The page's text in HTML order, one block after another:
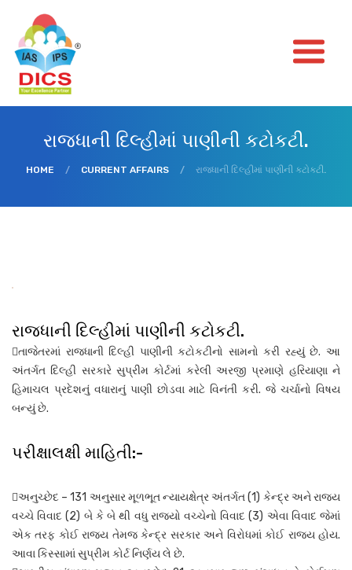
રાજધાની દિલ્હીમાં પાણીની કટોકટી.
HOME / CURRENT AFFAIRS / રાજધાની દિલ્હીમાં પાણીની કટોકટી.
રાજધાની દિલ્હીમાં પાણીની કટોકટી.
તાજેતરમાં રાજધાની દિલ્હી પાણીની કટોકટીનો સામનો કરી રહ્યું છે. આ
અંતર્ગત દિલ્હી સરકારે સુપ્રીમ કોર્ટમાં કરેલી અરજી પ્રમાણે હરિયાણા ને
હિમાચલ પ્રદેશનું વધારાનું પાણી છોડવા માટે વિનંતી કરી. જે ચર્ચાનો વિષય
બન્યું છે.
પરીક્ષાલક્ષી માહિતી:-
અનુચ્છેદ – 131 અનુસાર મૂળભૂત ન્યાયક્ષેત્ર અંતર્ગત (1) કેન્દ્ર અને રાજ્ય
વચ્ચે વિવાદ (2) બે કે બે થી વધુ રાજ્યો વચ્ચેનો વિવાદ (3) એવા વિવાદ જેમાં
એક તરફ કોઈ રાજ્ય તેમજ કેન્દ્ર સરકાર અને વિરોધમાં કોઈ રાજ્ય હોય.
આવા કિસ્સામાં સુપ્રીમ કોર્ટ નિર્ણય લે છે.